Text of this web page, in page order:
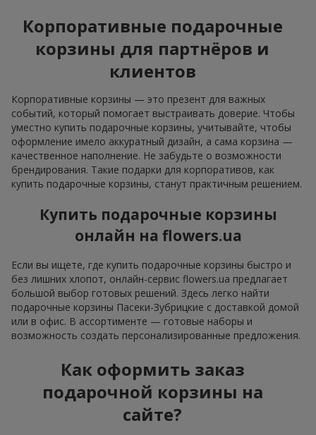
Корпоративные подарочные
корзины для партнёров и
клиентов
Корпоративные корзины — это презент для важных
событий, который помогает выстраивать доверие. Чтобы
уместно купить подарочные корзины, учитывайте, чтобы
оформление имело аккуратный дизайн, а сама корзина —
качественное наполнение. Не забудьте о возможности
брендирования. Такие подарки для корпоративов, как
купить подарочные корзины, станут практичным решением.
Купить подарочные корзины
онлайн на flowers.ua
Если вы ищете, где купить подарочные корзины быстро и
без лишних хлопот, онлайн-сервис flowers.ua предлагает
большой выбор готовых решений. Здесь легко найти
подарочные корзины Пасеки-Зубрицкие с доставкой домой
или в офис. В ассортименте — готовые наборы и
возможность создать персонализированные предложения.
Как оформить заказ
подарочной корзины на
сайте?